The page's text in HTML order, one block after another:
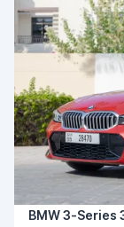
BMW 3-Series